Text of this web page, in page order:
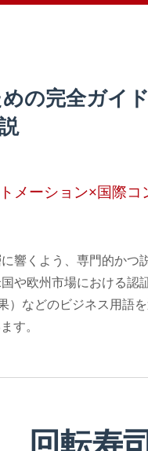
の完全ガイ
メーション×国際コ
響くよう、専門的かつ
や欧州市場における認
）などのビジネス用語
す。